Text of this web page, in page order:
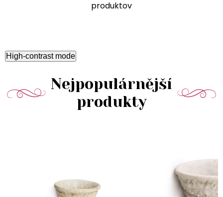
produktov
High-contrast mode
Nejpopulárnější
produkty